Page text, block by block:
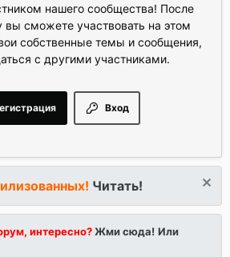
нашего сообщества! После
вы сможете участвовать на этом
собственные темы и сообщения,
с другими участниками.
Вход
Читать!
интересно?Жми сюда! Или